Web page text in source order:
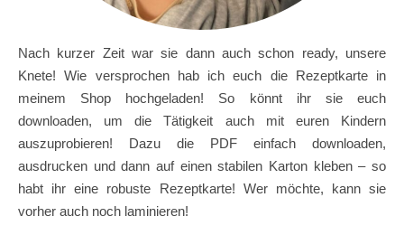
Nach kurzer Zeit war sie dann auch schon ready, unsere
Knete! Wie versprochen hab ich euch die Rezeptkarte in
meinem Shop hochgeladen! So könnt ihr sie euch
downloaden, um die Tätigkeit auch mit euren Kindern
auszuprobieren! Dazu die PDF einfach downloaden,
ausdrucken und dann auf einen stabilen Karton kleben – so
habt ihr eine robuste Rezeptkarte! Wer möchte, kann sie
vorher auch noch laminieren!